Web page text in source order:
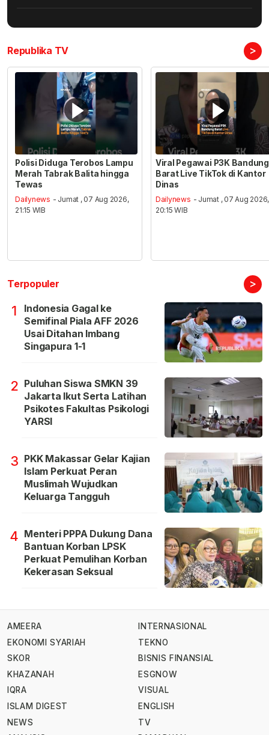
Republika TV >
Polisi Diduga Terobos Lampu
Merah Tabrak Balita hingga
Tewas
Dailynews - Jumat , 07 Aug 2026,
21:15 WIB
Viral Pegawai P3K Bandung
Barat Live TikTok di Kantor
Dinas
Dailynews - Jumat , 07 Aug 2026,
20:15 WIB
Terpopuler >
1
Indonesia Gagal ke
Semifinal Piala AFF 2026
Usai Ditahan Imbang
Singapura 1-1
2 Puluhan Siswa SMKN 39
Jakarta Ikut Serta Latihan
Psikotes Fakultas Psikologi
YARSI
3 PKK Makassar Gelar Kajian
Islam Perkuat Peran
Muslimah Wujudkan
Keluarga Tangguh
4 Menteri PPPA Dukung Dana
Bantuan Korban LPSK
Perkuat Pemulihan Korban
Kekerasan Seksual
AMEERA
EKONOMI SYARIAH
SKOR
KHAZANAH
IQRA
ISLAM DIGEST
NEWS
INTERNASIONAL
TEKNO
BISNIS FINANSIAL
ESGNOW
VISUAL
ENGLISH
TV